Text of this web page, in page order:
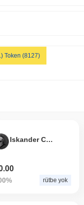
Token (8127)
Iskander Coin
rütbe yok